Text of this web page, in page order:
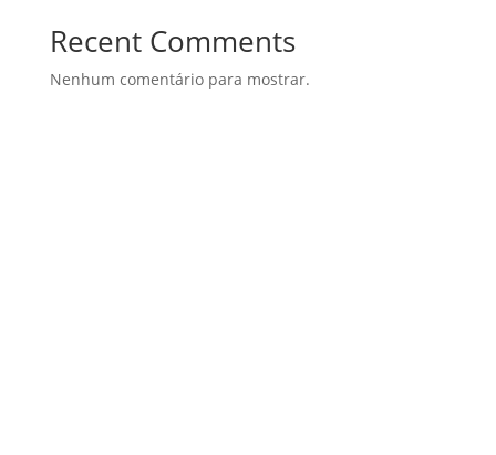
Recent Comments
Nenhum comentário para mostrar.